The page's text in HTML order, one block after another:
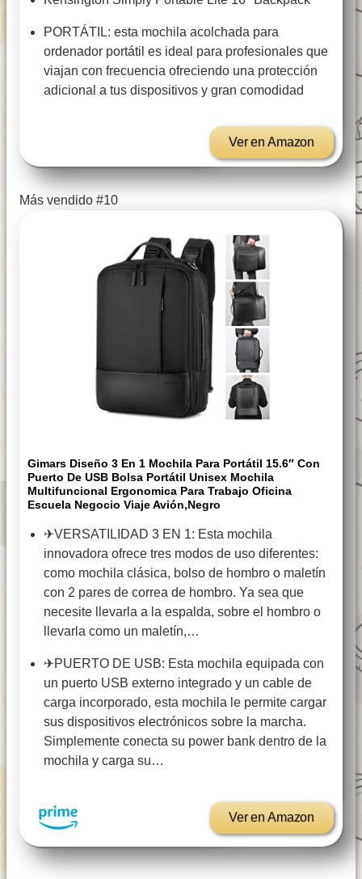
PORTÁTIL: esta mochila acolchada para
ordenador portátil es ideal para profesionales que
viajan con frecuencia ofreciendo una protección
adicional a tus dispositivos y gran comodidad
Ver en Amazon
Más vendido #10
Gimars Diseño 3 En 1 Mochila Para Portátil 15.6″ Con
Puerto De USB Bolsa Portátil Unisex Mochila
Multifuncional Ergonomica Para Trabajo Oficina
Escuela Negocio Viaje Avión,Negro
✈VERSATILIDAD 3 EN 1: Esta mochila
innovadora ofrece tres modos de uso diferentes:
como mochila clásica, bolso de hombro o maletín
con 2 pares de correa de hombro. Ya sea que
necesite llevarla a la espalda, sobre el hombro o
llevarla como un maletín,…
✈PUERTO DE USB: Esta mochila equipada con
un puerto USB externo integrado y un cable de
carga incorporado, esta mochila le permite cargar
sus dispositivos electrónicos sobre la marcha.
Simplemente conecta su power bank dentro de la
mochila y carga su…
Ver en Amazon